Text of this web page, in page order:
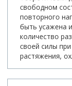
свободном
повторного
быть усажена
количество
своей силы
растяжения,